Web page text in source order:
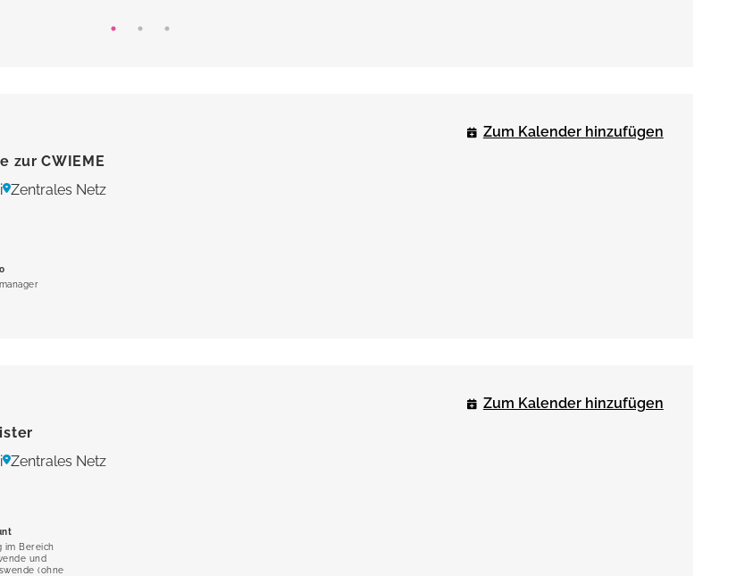
zur CWIEME
Zentrales Netz
Zum Kalender hinzufügen
Zentrales Netz
Zum Kalender hinzufügen
im Bereich
und
(ohne